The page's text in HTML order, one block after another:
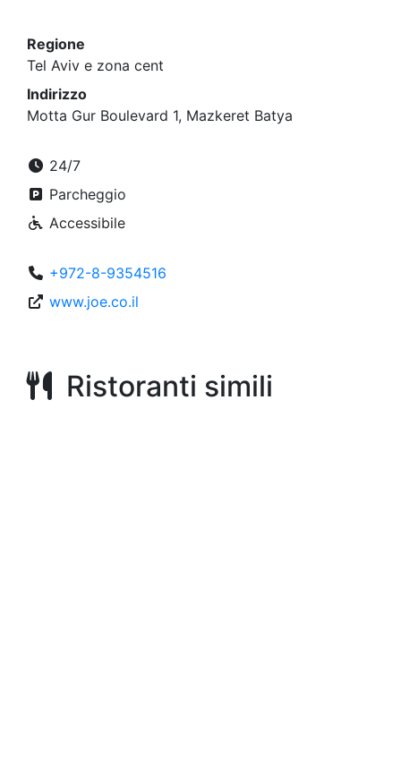
Regione
Tel Aviv e zona cent
Indirizzo
Motta Gur Boulevard 1, Mazkeret Batya
24/7
Parcheggio
Accessibile
+972-8-9354516
www.joe.co.il
Ristoranti simili